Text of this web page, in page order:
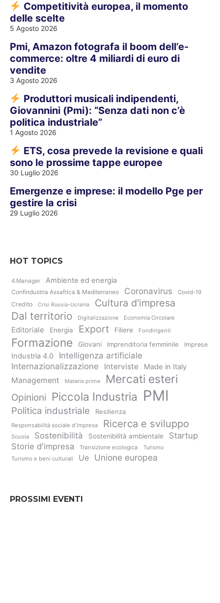
Competitività europea, il momento
delle scelte
5 Agosto 2026
Pmi, Amazon fotografa il boom dell’e-
commerce: oltre 4 miliardi di euro di
vendite
3 Agosto 2026
Produttori musicali indipendenti,
Giovannini (Pmi): “Senza dati non c’è
politica industriale”
1 Agosto 2026
ETS, cosa prevede la revisione e quali
sono le prossime tappe europee
30 Luglio 2026
Emergenze e imprese: il modello Pge per
gestire la crisi
29 Luglio 2026
HOT TOPICS
4.Manager Ambiente ed energia
Confindustria Assafrica & Mediterraneo Coronavirus Covid-19
Credito Crisi Russia-Ucraina Cultura d'impresa
Dal territorio Digitalizzazione Economia Circolare
Editoriale Energia Export Filiere Fondirigenti
Formazione Giovani Imprenditoria femminile Imprese
Industria 4.0
Intelligenza artificiale
Internazionalizzazione
Interviste Made in Italy
Management Materie prime Mercati esteri
Opinioni Piccola Industria PMI
Politica industriale Resilienza
Responsabilità sociale d'impresa Ricerca e sviluppo
Scuola Sostenibilità Sostenibilità ambientale
Startup
Storie d'impresa
Transizione ecologica
Turismo
Turismo e beni culturali
Ue Unione europea
PROSSIMI EVENTI